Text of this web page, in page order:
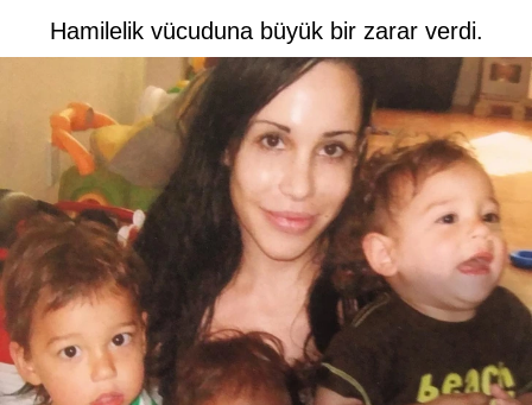
Hamilelik vücuduna büyük bir zarar verdi.